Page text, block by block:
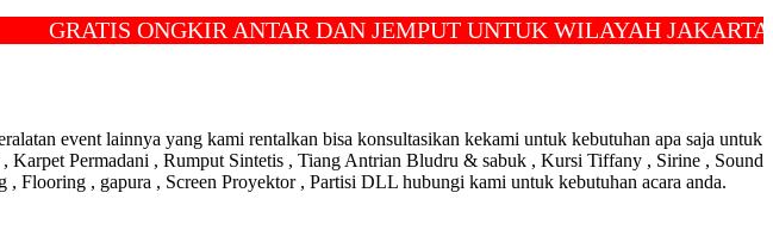
ONGKIR ANTAR DAN JEMPUT UNTUK WILAYAH JAKARTA,
event lainnya yang kami rentalkan bisa konsultasikan kekami untuk kebutuhan apa saja untuk
Permadani , Rumput Sintetis , Tiang Antrian Bludru & sabuk , Kursi Tiffany , Sirine , Sound
, gapura , Screen Proyektor , Partisi DLL hubungi kami untuk kebutuhan acara anda.